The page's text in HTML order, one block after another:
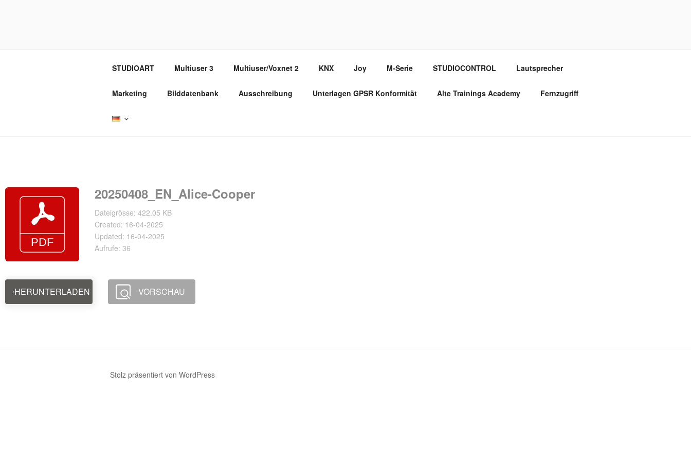
STUDIOART Multiuser 3 Multiuser/Voxnet 2 KNX Joy M-Serie STUDIOCONTROL Lautsprecher
Marketing Bilddatenbank Ausschreibung Unterlagen GPSR Konformität Alte Trainings Academy Fernzugriff
20250408_EN_Alice-Cooper
Dateigrösse: 422.05 KB
Created: 16-04-2025
Updated: 16-04-2025
Aufrufe: 36
HERUNTERLADEN VORSCHAU
Stolz präsentiert von WordPress